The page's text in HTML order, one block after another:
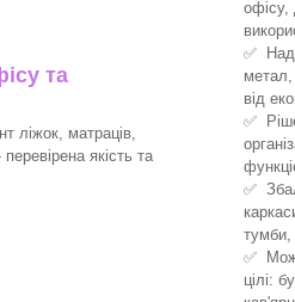
та
ліжок, матраців,
якість та
офісу,
✅
від
✅
✅
тумби,
✅
цілі: